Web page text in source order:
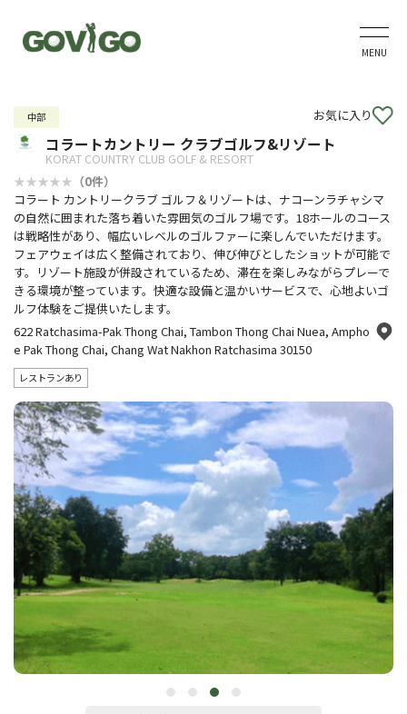
MENU
中部 お気に入り
コラートカントリー クラブゴルフ&リゾート
KORAT COUNTRY CLUB GOLF & RESORT
（0件）
コラート カントリークラブ ゴルフ＆リゾートは、ナコーンラチャシマ
の自然に囲まれた落ち着いた雰囲気のゴルフ場です。18ホールのコース
は戦略性があり、幅広いレベルのゴルファーに楽しんでいただけます。
フェアウェイは広く整備されており、伸び伸びとしたショットが可能で
す。リゾート施設が併設されているため、滞在を楽しみながらプレーで
きる環境が整っています。快適な設備と温かいサービスで、心地よいゴ
ルフ体験をご提供いたします。
622 Ratchasima-Pak Thong Chai, Tambon Thong Chai Nuea, Ampho
e Pak Thong Chai, Chang Wat Nakhon Ratchasima 30150
レストランあり